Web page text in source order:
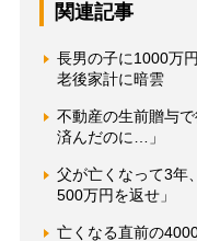
関連記事
長男の子に1000万
老後家計に暗雲
不動産の生前贈与
済んだのに…」
父が亡くなって3年
500万円を返せ」
亡くなる直前の